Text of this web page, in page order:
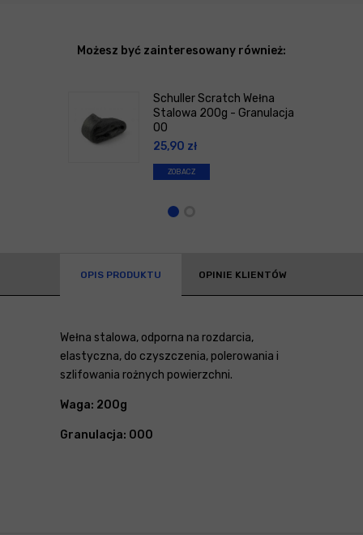
Możesz być zainteresowany również:
Schuller Scratch Wełna
Stalowa 200g - Granulacja
00
25,90 zł
ZOBACZ
OPIS PRODUKTU OPINIE KLIENTÓW
Wełna stalowa, odporna na rozdarcia,
elastyczna, do czyszczenia, polerowania i
szlifowania rożnych powierzchni.
Waga: 200g
Granulacja: 000